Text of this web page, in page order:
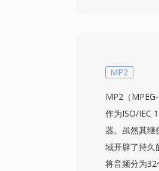
确的音频保留
MP2
MP2（
作为ISO/IEC
器。虽然其继
域开辟了持久
将音频分为32